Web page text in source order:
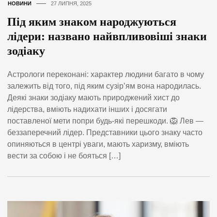
НОВИНИ 27 ЛИПНЯ, 2025
Під яким знаком народжуються
лідери: названо найвпливовіші знаки
зодіаку
Астрологи переконані: характер людини багато в чому
залежить від того, під яким сузір’ям вона народилась.
Деякі знаки зодіаку мають природжений хист до
лідерства, вміють надихати інших і досягати
поставленої мети попри будь-які перешкоди. 🦁 Лев —
беззаперечний лідер. Представники цього знаку часто
опиняються в центрі уваги, мають харизму, вміють
вести за собою і не бояться […]